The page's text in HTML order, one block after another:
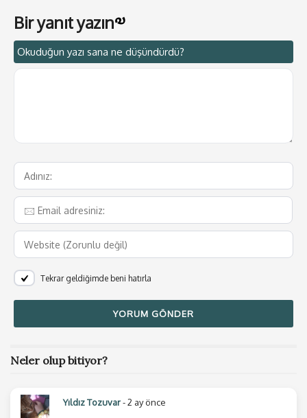
sle
çantamızdaki kitabı çıkarıp okumaya başlarız. Nerede
kaldığımızı, ayraç bulamadığımızdan uzunlamasına
yeniden umutsuzca bir uyuma girişimi başlar. Fakat
uyuyamayız. Düşünceler zihnimizde dönüp dolaşırken,
“Kitabımı kim çaldı?” gibisinden ilginç bir soru belirir
aklımızda. Ve tekrar eden cevapsız diğer sorular… En
sonunda sorular da cevapsız kalır ve bir ışık bekleyen
oda karanlığında hepsi görünmez bir hâl alır.
Karanlık yoktu aslında. Olan şey ışıksızlıktı.
Yine de bir umut telefonu elinize alıp tüm bunları
aydınlığa, havaya, çamura karışsın isterseniz. Ve
Bir yanıt yazın
Okuduğun yazı sana ne düşündürdü?
Tekrar geldiğimde beni hatırla
Neler olup bitiyor?
Yıldız Tozuvar- 2 ay önce